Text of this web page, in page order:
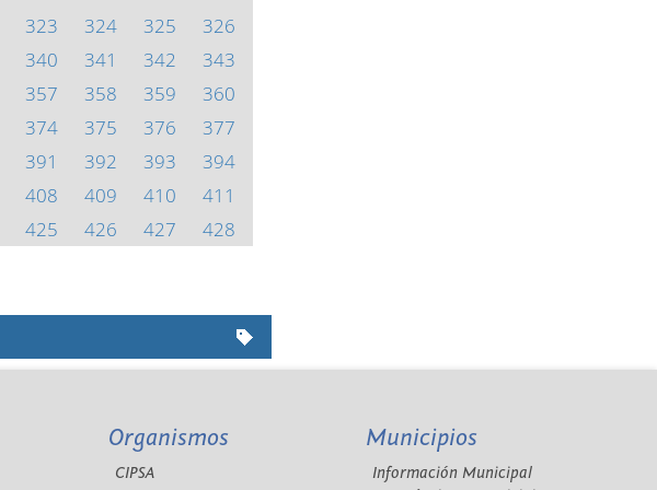
323 324 325
326
340 341 342
343
357 358 359
360
374 375 376
377
391 392 393
394
408 409 410
411
425 426 427
428
Organismos
CIPSA
Municipios
Información Municipal